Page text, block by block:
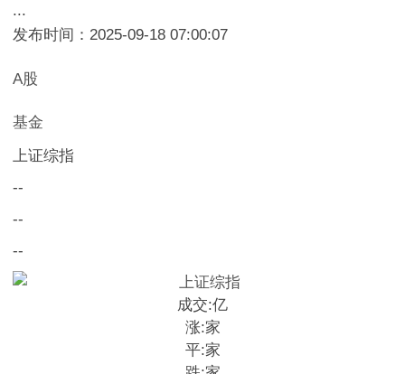
...
发布时间：2025-09-18 07:00:07
A股
基金
上证综指
--
--
--
成交:亿
涨:家
平:家